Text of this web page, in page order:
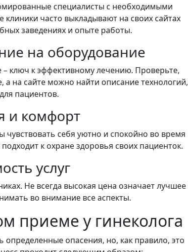
специалисты с необходимыми
часто выкладывают на своих сайтах
заведениях и опыте работы.
на оборудование
ключ к эффективному лечению. Проверьте,
а на сайте можно найти описание технологий,
пациентов.
и комфорт
себя уютно и спокойно во время
к охране здоровья своих пациенток.
услуг
Не всегда высокая цена означает лучшее
во внимание все аспекты.
приеме у гинеколога
опасения, но, как правило, это